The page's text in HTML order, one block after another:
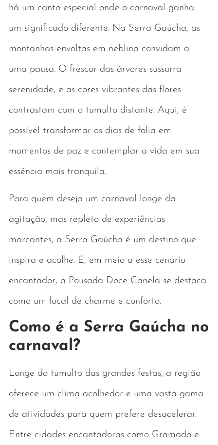
há um canto especial onde o carnaval ganha
um significado diferente. Na Serra Gaúcha, as
montanhas envoltas em neblina convidam a
uma pausa. O frescor das árvores sussurra
serenidade, e as cores vibrantes das flores
contrastam com o tumulto distante. Aqui, é
possível transformar os dias de folia em
momentos de paz e contemplar a vida em sua
essência mais tranquila.
Para quem deseja um carnaval longe da
agitação, mas repleto de experiências
marcantes, a Serra Gaúcha é um destino que
inspira e acolhe. E, em meio a esse cenário
encantador, a Pousada Doce Canela se destaca
como um local de charme e conforto.
Como é a Serra Gaúcha no
carnaval?
Longe do tumulto das grandes festas, a região
oferece um clima acolhedor e uma vasta gama
de atividades para quem prefere desacelerar.
Entre cidades encantadoras como Gramado e